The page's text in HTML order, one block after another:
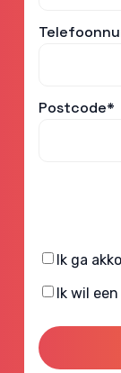
Postcode*
Consent
Ik ga
Consent
Ik wil een